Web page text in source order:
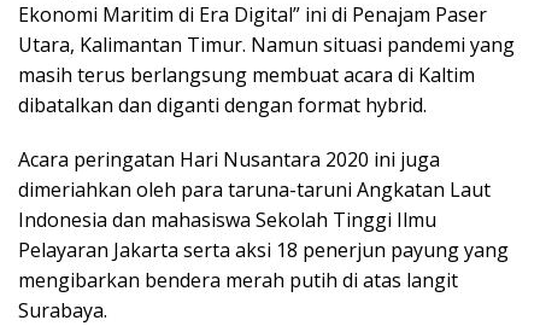
Ekonomi Maritim di Era Digital” ini di Penajam Paser
Utara, Kalimantan Timur. Namun situasi pandemi yang
masih terus berlangsung membuat acara di Kaltim
dibatalkan dan diganti dengan format hybrid.
Acara peringatan Hari Nusantara 2020 ini juga
dimeriahkan oleh para taruna-taruni Angkatan Laut
Indonesia dan mahasiswa Sekolah Tinggi Ilmu
Pelayaran Jakarta serta aksi 18 penerjun payung yang
mengibarkan bendera merah putih di atas langit
Surabaya.